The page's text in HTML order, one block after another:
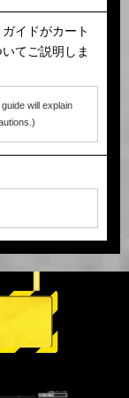
イドがカート
てご説明しま
will explain